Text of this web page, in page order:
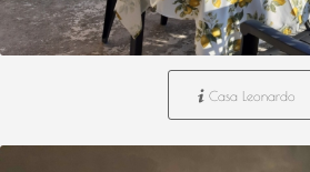
Casa Leonardo